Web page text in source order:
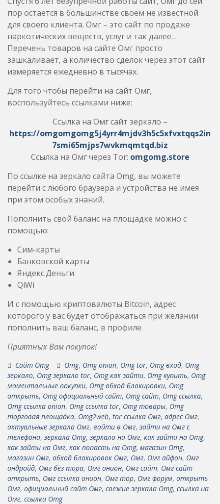
пор остается в большинстве своем не известной
для своего клиента. Омг – это сайт по продаже
наркотических веществ, услуг и так далее…
Перечень товаров на сайте Омг просто
зашкаливает, а количество сделок через этот сайт
измеряется ежедневно в тысячах.
Для того чтобы перейти на сайт Омг,
воспользуйтесь ссылками ниже:
Ссылка на Омг сайт зеркало –
https://omgomgomg5j4yrr4mjdv3h5c5xfvxtqqs2in
7smi65mjps7wvkmqmtqd.biz
Ссылка на Омг через Tor: omgomg.store
По ссылке на зеркало сайта Omg, вы можете
перейти с любого браузера и устройства не имея
при этом особых знаний.
Пополнить свой баланс на площадке можно с
помощью:
Сим-карты
Банковской карты
Яндекс.Деньги
QiWi
И с помощью криптовалюты Bitcoin, адрес
которого у вас будет отображаться при желании
пополнить ваш баланс, в профиле.
Приятных Вам покупок!
Сайт Omg Omg, Omg onion, Omg tor, Omg вход, Omg
зеркало, Omg зеркало tor, Omg как зайти, Omg купить, Omg
моментальные покупки, Omg обход блокировки, Omg
открыть, Omg официальный сайт, Omg сайт, Omg ссылка,
Omg ссылка onion, Omg ссылка tor, Omg товары, Omg
торговая площадка, Omg2web, tor ссылка Омг, адрес Омг,
актуальные зеркала Омг, войти в Омг, зайти на Омг с
телефона, зеркала Omg, зеркало на Омг, как зайти на Omg,
как зайти на Омг, как попасть на Omg, магазин Omg,
магазин Омг, обход блокировок Омг, Омг, Омг айфон, Омг
андройд, Омг без тора, Омг онион, Омг сайт, Омг сайт
открыть, Омг ссылка онион, Омг тор, Омг форум, открыть
Омг, официальный сайт Омг, свежие зеркала Omg, ссылка на
Омг, ссылки Omg